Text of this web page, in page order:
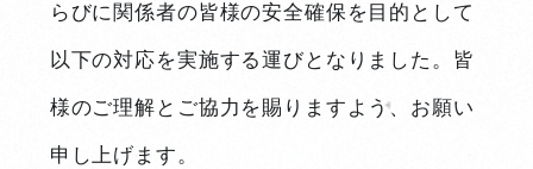
らびに関係者の皆様の安全確保を目的として
以下の対応を実施する運びとなりました。皆
様のご理解とご協力を賜りますよう、お願い
申し上げます。